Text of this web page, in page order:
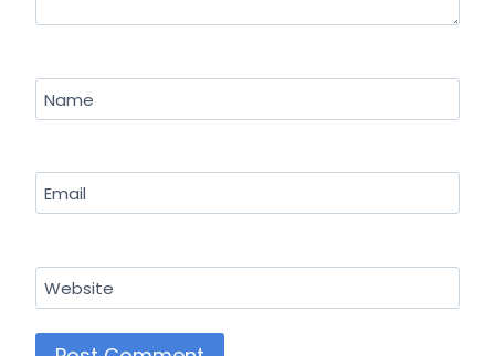
Name
Email
Website